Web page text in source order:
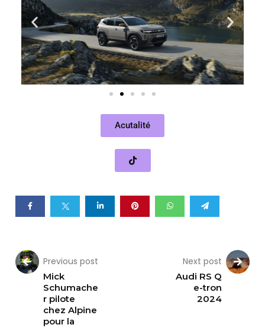
Acutalité
Previous post
Mick
Schumache
r pilote
chez Alpine
pour la
Next post
Audi RS Q
e-tron
2024